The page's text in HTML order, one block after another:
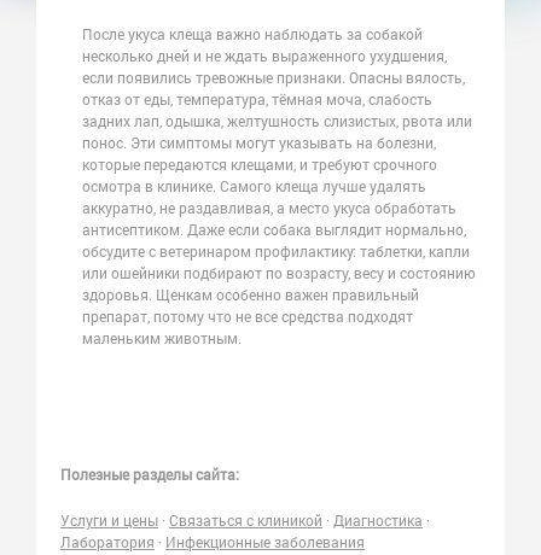
После укуса клеща важно наблюдать за собакой
несколько дней и не ждать выраженного ухудшения,
если появились тревожные признаки. Опасны вялость,
отказ от еды, температура, тёмная моча, слабость
задних лап, одышка, желтушность слизистых, рвота или
понос. Эти симптомы могут указывать на болезни,
которые передаются клещами, и требуют срочного
осмотра в клинике. Самого клеща лучше удалять
аккуратно, не раздавливая, а место укуса обработать
антисептиком. Даже если собака выглядит нормально,
обсудите с ветеринаром профилактику: таблетки, капли
или ошейники подбирают по возрасту, весу и состоянию
здоровья. Щенкам особенно важен правильный
препарат, потому что не все средства подходят
маленьким животным.
Полезные разделы сайта:
Услуги и цены · Связаться с клиникой · Диагностика ·
Лаборатория · Инфекционные заболевания